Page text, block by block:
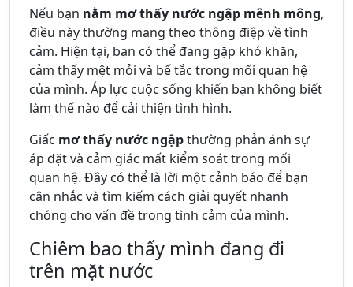
Nếu bạn nằm mơ thấy nước ngập mênh mông,
điều này thường mang theo thông điệp về tình
cảm. Hiện tại, bạn có thể đang gặp khó khăn,
cảm thấy mệt mỏi và bế tắc trong mối quan hệ
của mình. Áp lực cuộc sống khiến bạn không biết
làm thế nào để cải thiện tình hình.
Giấc mơ thấy nước ngậpthường phản ánh sự
áp đặt và cảm giác mất kiểm soát trong mối
quan hệ. Đây có thể là lời một cảnh báo để bạn
cân nhắc và tìm kiếm cách giải quyết nhanh
chóng cho vấn đề trong tình cảm của mình.
Chiêm bao thấy mình đang đi
trên mặt nước